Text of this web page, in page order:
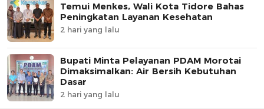
Temui Menkes, Wali Kota Tidore Bahas
Peningkatan Layanan Kesehatan
2 hari yang lalu
Bupati Minta Pelayanan PDAM Morotai
Dimaksimalkan: Air Bersih Kebutuhan
Dasar
2 hari yang lalu